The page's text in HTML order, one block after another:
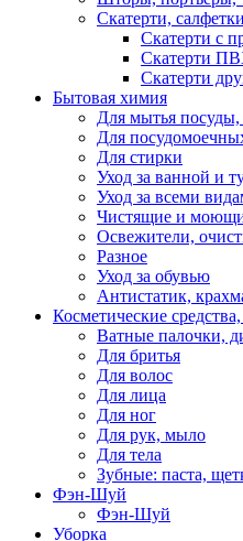
Скатерти,
Скатерти с
Скатерти
Скатерти
Бытовая химия
Для мытья
Для
Для стирки
Уход за ванной и
Уход за всеми
Чистящие и
Освежители,
Разное
Уход за обувью
Антистатик,
Косметические
Ватные палочки,
Для бритья
Для волос
Для лица
Для ног
Для рук, мыло
Для тела
Зубные: паста,
Фэн-Шуй
Фэн-Шуй
Уборка